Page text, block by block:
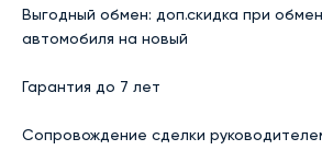
Выгодный обмен: доп.скидка при
автомобиля на новый
Гарантия до 7 лет
Сопровождение сделки